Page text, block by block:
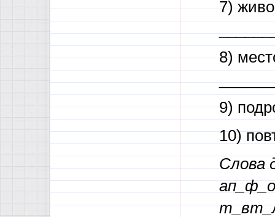
7)
8)
9)
10)
Слова